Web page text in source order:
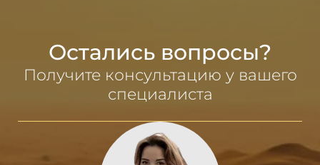
Остались вопросы?
Получите консультацию у вашего
специалиста